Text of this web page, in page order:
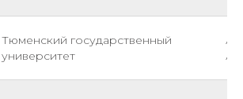
Тюменский государственный
университет